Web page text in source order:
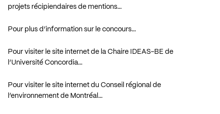
projets récipiendaires de mentions…
Pour plus d’information sur le concours…
Pour visiter le site internet de la Chaire IDEAS-BE de
l’Université Concordia…
Pour visiter le site internet du Conseil régional de
l’environnement de Montréal…